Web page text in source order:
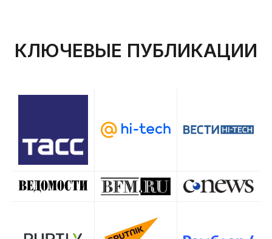
КЛЮЧЕВЫЕ ПУБЛИКАЦИИ